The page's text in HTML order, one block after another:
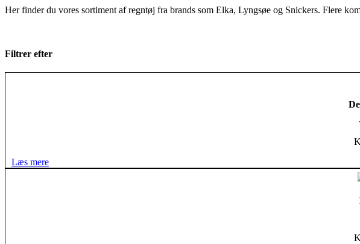
Her finder du vores sortiment af regntøj fra brands som Elka, Lyngsøe og Snickers. Flere
Filtrer efter
Læs mere